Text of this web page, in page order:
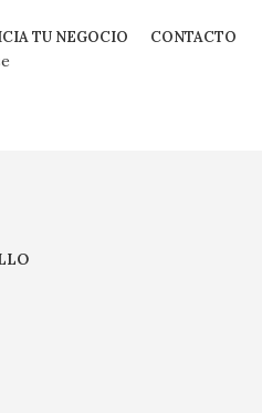
TU NEGOCIO CONTACTO